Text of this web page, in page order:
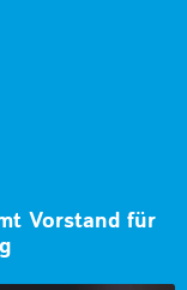
Vorstand für